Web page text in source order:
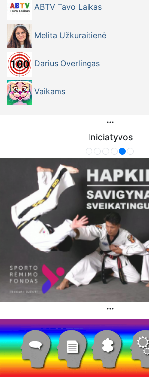
ABTV Tavo Laikas
Melita Užkuraitienė
Darius Overlingas
Vaikams
Iniciatyvos